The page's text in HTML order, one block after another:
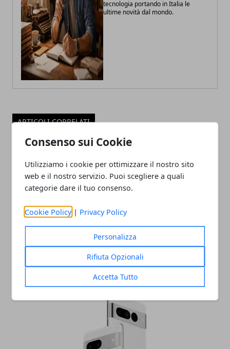
Consenso sui Cookie
Utilizziamo i cookie per ottimizzare il nostro sito
web e il nostro servizio. Puoi scegliere a quali
categorie dare il tuo consenso.
Cookie Policy | Privacy Policy
Personalizza
Rifiuta Opzionali
Accetta Tutto
tecnologia portando in Italia le
ultime novità dal mondo.
ARTICOLI CORRELATI
Ricche anticipazioni sul Tensor G3 di
Pixel 8
05/06/2023